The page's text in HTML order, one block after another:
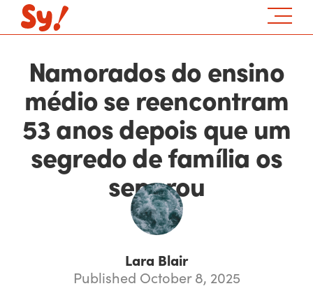
Namorados do ensino
médio se reencontram
53 anos depois que um
segredo de família os
separou
Lara Blair
Published October 8, 2025